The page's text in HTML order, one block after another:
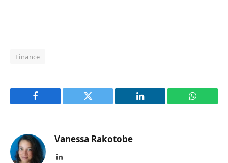
Finance
Facebook Twitter LinkedIn
Vanessa Rakotobe
LinkedIn